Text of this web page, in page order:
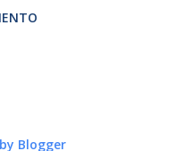
Sud-Est che festeggia
per raccontare al
Blogger